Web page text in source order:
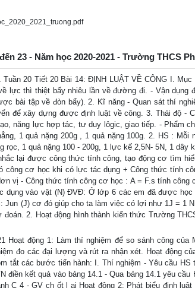
23 - Năm học 2020-2021 - Trường THCS
Tuần 20 Tiết 20 Bài 14: ĐỊNH LUẬT VỀ CÔNG I.
lực thì thiệt bấy nhiêu lần về đường đi. - Vận dụng
bài tập về đòn bẩy). 2. Kĩ năng - Quan sát thí
để xây dựng được định luật về công. 3. Thái độ -
năng lực hợp tác, tư duy lôgic, giao tiếp. - Phẩm
1 quả nặng 200g , 1 quả nặng 100g. 2. HS :
rọc, 1 quả nặng 100 - 200g, 1 lực kế 2,5N- 5N, 1
lại được công thức tính công, tạo động cơ tìm
công cơ học khi có lực tác dụng + Công thức tính
vị - Công thức tính công cơ học : A = F.s tính công
dụng vào vật (N) ĐVĐ: Ở lớp 6 các em đã được
(J) cơ đó giúp cho ta làm việc có lợi như 1J = 1
2. Hoạt động hình thành kiến thức Trường
Hoạt động 1: Làm thí nghiệm để so sánh công
đo các đại lượng và rút ra nhận xét. Hoạt động
tắt các bước tiến hành: I. Thí nghiệm - Yêu cầu HS
điền kết quả vào bảng 14.1 - Qua bảng 14.1 yêu
C 4 - GV ch ốt l ại Hoạt động 2: Phát biểu định